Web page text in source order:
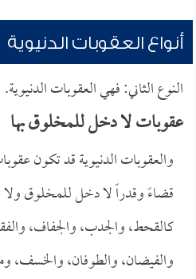
أنواع العقوبات الدنيوية
النوع الثاني: فهي العقوبات الدنيوية.
عقوبات لا دخل للمخلوق بها
والعقوبات الدنيوية قد تكون
قضاءً وقدراً لا دخل للمخلوق ولا
كالقحط، والجدب، والجفاف،
والفيضان، والطوفان،